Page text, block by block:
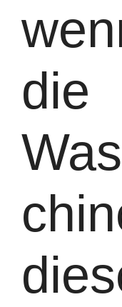
die